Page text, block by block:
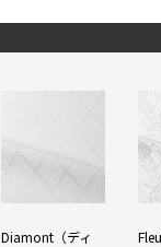
Diamont（ディ